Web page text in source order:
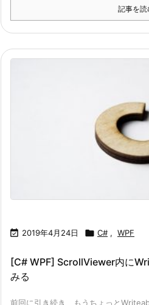
記事を読
 2019年4月24日  C# , WPF
[C# WPF] ScrollViewer内に
みる
前回に引き続き、もうちょっと